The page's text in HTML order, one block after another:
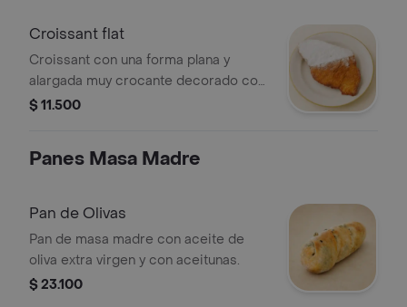
Croissant flat
Croissant con una forma plana y
alargada muy crocante decorado con
azúcar pulverizada.
$ 11.500
Panes Masa Madre
Pan de Olivas
Pan de masa madre con aceite de
oliva extra virgen y con aceitunas.
$ 23.100